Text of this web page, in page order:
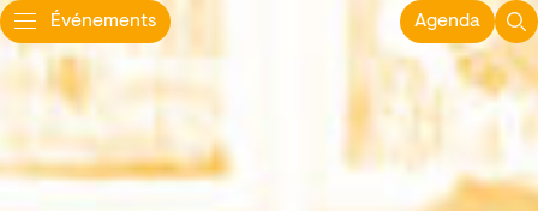
Événements Agenda